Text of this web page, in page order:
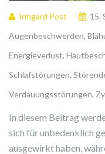
Irmgard Post 15.
Augenbeschwerden,
Energieverlust,
Schlafstörungen,
Verdauungsstörungen,
In diesem Beitrag
sich für unbedenklich
ausgewirkt haben,